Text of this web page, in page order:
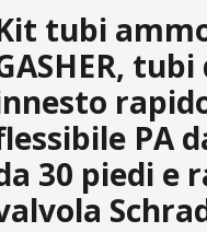
tubi
PA
30 piedi e